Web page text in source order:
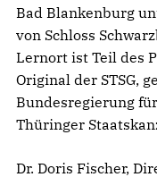
Bad Blankenburg
von Schloss
Lernort ist Teil des
Original der STSG,
Bundesregierung
Thüringer
Dr. Doris Fischer,